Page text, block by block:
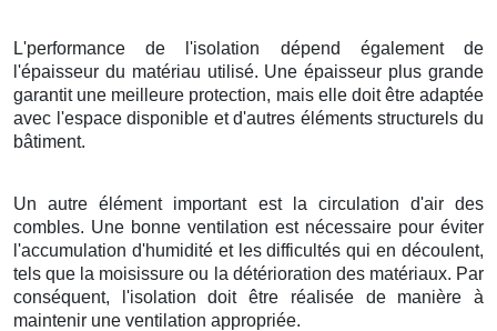
L'performance de l'isolation dépend également de
l'épaisseur du matériau utilisé. Une épaisseur plus grande
garantit une meilleure protection, mais elle doit être adaptée
avec l'espace disponible et d'autres éléments structurels du
bâtiment.
Un autre élément important est la circulation d'air des
combles. Une bonne ventilation est nécessaire pour éviter
l'accumulation d'humidité et les difficultés qui en découlent,
tels que la moisissure ou la détérioration des matériaux. Par
conséquent, l'isolation doit être réalisée de manière à
maintenir une ventilation appropriée.